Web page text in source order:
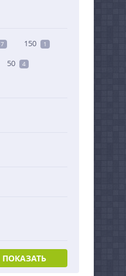
7 150 1
50 4
ПОКАЗАТЬ